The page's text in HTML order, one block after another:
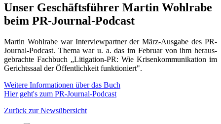
Unser Geschäftsführer Martin Wohlrabe
beim PR-Journal-Podcast
Martin Wohlrabe war Interview­partner der März-Aus­gabe des PR-
Journal-Podcast. Thema war u. a. das im Februar von ihm heraus­
gebrachte Fachbuch „Litigation-PR: Wie Krisen­kommunikation im
Gerichts­saal der Öffentlichkeit funktioniert".
Weitere Informationen über das Buch
Hier geht's zum PR-Journal-Podcast
Zurück zur Newsübersicht